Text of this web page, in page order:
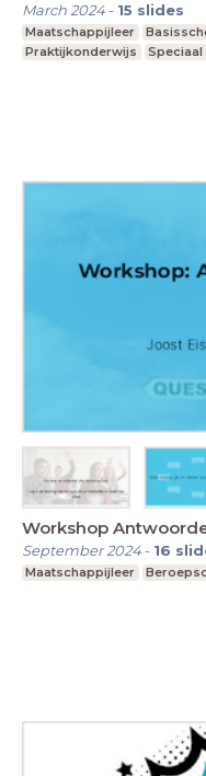
March 2024- 15 slides
Maatschappijleer
Praktijkonderwijs
Workshop
September 2024- 16
Maatschappijleer